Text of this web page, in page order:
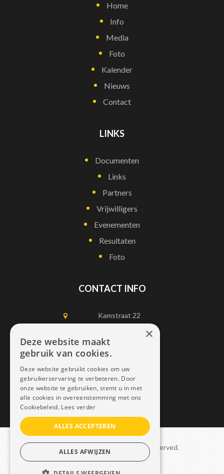
Home
Info
Media
Foto
Kalender
Nieuws
Contact
LINKS
Documenten
Links
Partners
Vrijwilligers
Evenementen
Resultaten
Foto
CONTACT INFO
Kamstraat 22
1750 Lennik
0497452898
info@dais.be
Copyright © 2021 Dais. All rights reserved.
Sitemap–GDPR
×
Deze website maakt
gebruik van cookies.
Deze website gebruikt cookies om uw
gebruikerservaring te verbeteren. Door
onze website te gebruiken, stemt u in met
alle cookies in overeenstemming met ons
Cookiebeleid. Lees verder
ALLES ACCEPTEREN
ALLES AFWIJZEN